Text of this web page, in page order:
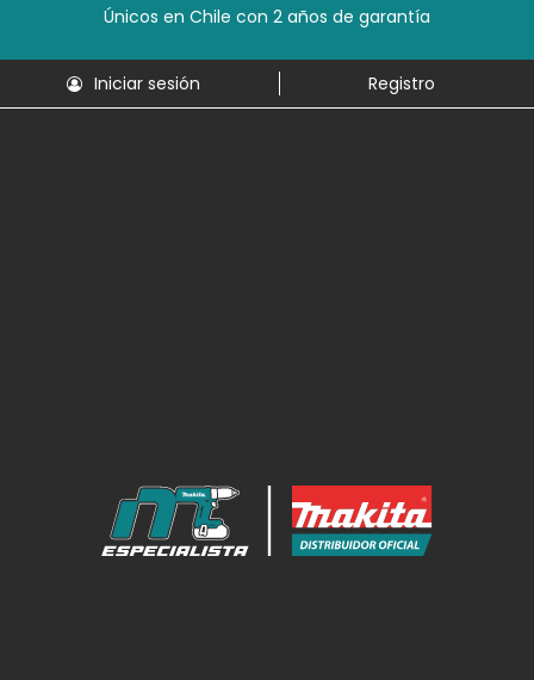
Únicos en Chile con 2 años de garantía
Iniciar sesión Registro